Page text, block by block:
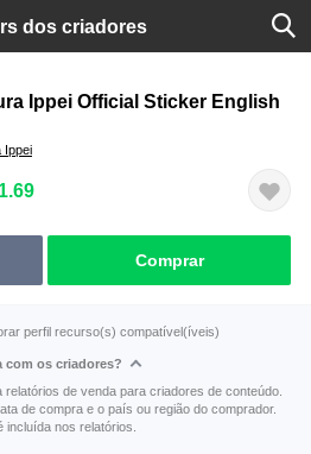
dos criadores
Ippei Official Sticker English
Ippei
Comprar
perfil recurso(s) compatível(íveis)
com os criadores?
de venda para criadores de conteúdo.
de compra e o país ou região do comprador.
incluída nos relatórios.